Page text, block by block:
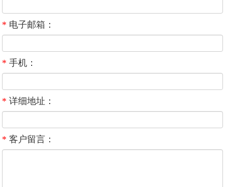
* 电子邮箱：
* 手机：
* 详细地址：
* 客户留言：